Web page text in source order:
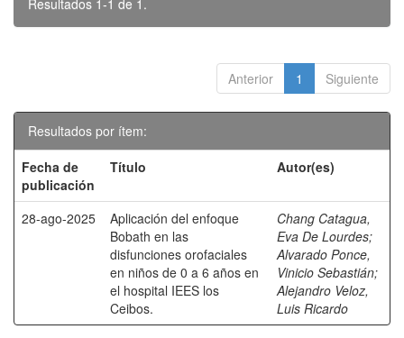
Resultados 1-1 de 1.
Anterior 1 Siguiente
Resultados por ítem:
Fecha de
publicación
Título Autor(es)
28-ago-2025
Aplicación del enfoque
Bobath en las
disfunciones orofaciales
en niños de 0 a 6 años en
el hospital IEES los
Ceibos.
Chang Catagua,
Eva De Lourdes;
Alvarado Ponce,
Vinicio Sebastián;
Alejandro Veloz,
Luis Ricardo